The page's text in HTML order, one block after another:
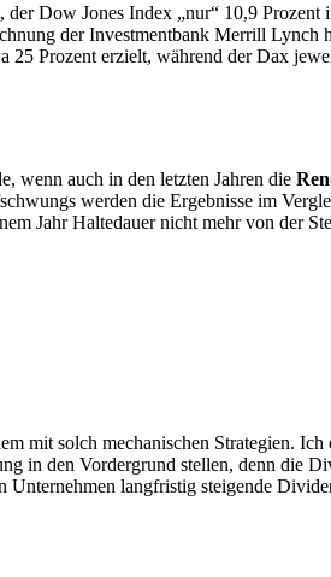
Dow Jones Index „nur“ 10,9
der Investmentbank Merrill Lynch
Prozent erzielt, während der Dax
wenn auch in den letzten Jahren die
werden die Ergebnisse im
Jahr Haltedauer nicht mehr von der
mit solch mechanischen Strategien.
in den Vordergrund stellen, denn die
langfristig steigende